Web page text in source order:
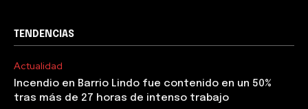
TENDENCIAS
Actualidad
Incendio en Barrio Lindo fue contenido en un 50%
tras más de 27 horas de intenso trabajo